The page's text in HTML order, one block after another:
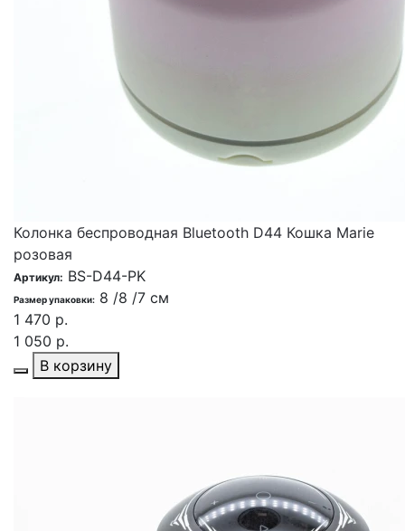
Колонка беспроводная Bluetooth D44 Кошка Marie
розовая
Артикул: BS-D44-PK
Размер упаковки: 8 /8 /7 см
1 470 р.
1 050 р.
В корзину